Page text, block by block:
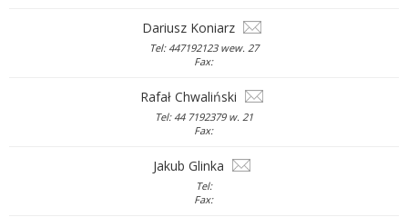
Dariusz Koniarz
Tel: 447192123 wew. 27
Fax:
Rafał Chwaliński
Tel: 44 7192379 w. 21
Fax:
Jakub Glinka
Tel:
Fax: